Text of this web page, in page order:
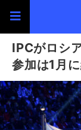
IPCがロシ
参加は1月